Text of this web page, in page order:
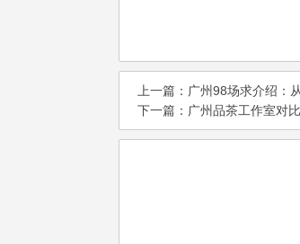
上一篇： 广州98场求介绍：
下一篇： 广州品茶工作室对